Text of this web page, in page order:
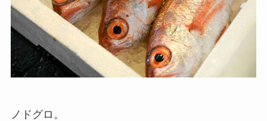
ノドグロ。